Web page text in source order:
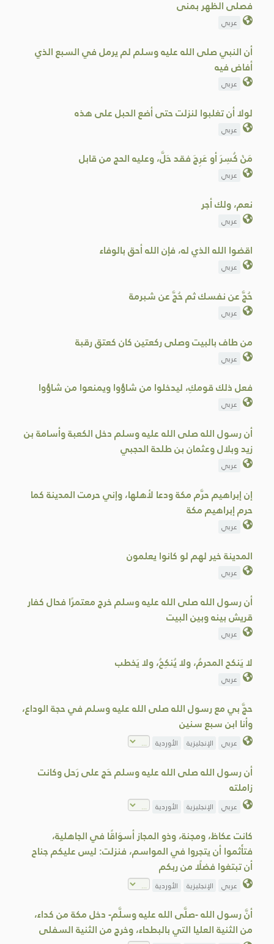
فصلى ‌الظهر ‌بمنى
عربي
أن النبي صلى الله عليه وسلم لم يرمل في ‌السبع ‌الذي
‌أفاض ‌فيه
عربي
لولا ‌أن ‌تغلبوا لنزلت حتى أضع الحبل على هذه
عربي
مَنْ ‌كُسِرَ أو ‌عَرِجَ فقد حَلَّ، وعليه الحج من قابل
عربي
نعم، ولك أجر
عربي
اقضوا الله الذي له، فإن الله أحق بالوفاء
عربي
حُجَّ عن نفسك ثم حُجَّ عن شبرمة
عربي
من طاف بالبيت وصلى ركعتين كان كعتق رقبة
عربي
فعل ذلك ‌قومكِ، ليدخلوا من شاؤوا ويمنعوا من شاؤوا
عربي
أن رسول الله صلى الله عليه وسلم دخل الكعبة وأسامة بن
زيد وبلال وعثمان بن طلحة الحجبي
عربي
إن إبراهيم حرَّم مكة ودعا لأهلها، وإني ‌حرمت المدينة كما
حرم إبراهيم مكة
عربي
المدينة ‌خير ‌لهم ‌لو كانوا يعلمون
عربي
أن رسول الله صلى الله عليه وسلم خرج معتمرًا فحال كفار
قريش بينه وبين البيت
عربي
لا ‌يَنكح ‌المحرمُ، ولا يُنكِحُ، ولا يَخطب
عربي
حجَّ بي مع رسول الله صلى الله عليه وسلم في حجة الوداع،
وأنا ابن سبع سنين
عربي الإنجليزية الأوردية
أن رسول الله صلى الله عليه وسلم حَج على رَحل وكانت
زاملته
عربي الإنجليزية الأوردية
كانت عكاظ، ومجنة، وذو المجاز أسوَاقًا في الجاهلية،
فتأَثموا أن يتجروا في المواسم، فنزلت: ليس عليكم جناح
أن تبتغوا فضلًا من ربكم
عربي الإنجليزية الأوردية
أنَّ رسول الله -صلَّى الله عليه وسلَّم- دخل مكة من كداء،
من الثنية العليا التي بالبطحاء، وخرج من الثنية السفلى